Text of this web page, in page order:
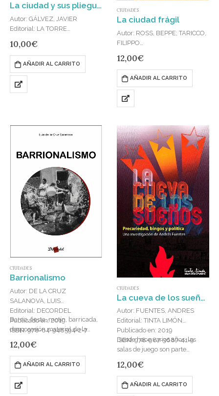
La ciudad y sus pliegues
Autor: GÁLVEZ, JAVIER
Editorial: LA TORRE
Publicado en: 2025
ISBN: 978-84-949394-6-4
Los textos que componen este
libro pretenden reivindicar esa
actividad, cada vez más
10,00€
AÑADIR AL CARRITO
CIUDADES
La ciudad frágil
Autor: ROSS, BEPPE; TARICCO,
FILIPPO
BELLATERRA
Publicado en: 2018
ISBN: 978-84-7290-482-8
12,00€
AÑADIR AL CARRITO
CIUDADES
Barrionalismo
Autor: DE LA CRUZ
SALANOVA, LUIS
Editorial: DECORDEL
Publicado en: 2019
ISBN: 978-84-948594-2-7
Barrio, fiesta, motín, barricada,
desposesión material de la
hipsters?, urbanismo defensivo,
asambleas, clasismo,
resistencias, smart cities (lo
menos),…
12,00€
AÑADIR AL CARRITO
CIUDADES
La cueva de los sueños : Precariedad, bingos y política
Autor: FUENTES, ANDRES
Editorial: TINTA LIMÓN
Publicado en: 2019
ISBN: 978-987-3687-41-9
Desde hace varios años, las
salas de juego son parte
ciudades. Por allí deambulan
vidas de todos los sectores
sociales…
12,00€
AÑADIR AL CARRITO